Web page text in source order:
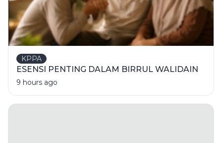
KPPA
ESENSI PENTING DALAM BIRRUL WALIDAIN
9 hours ago